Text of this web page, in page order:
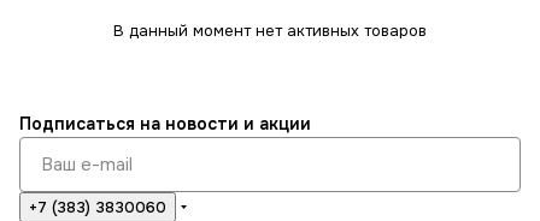
В данный момент нет активных товаров
Подписаться на новости и акции
+7 (383) 3830060